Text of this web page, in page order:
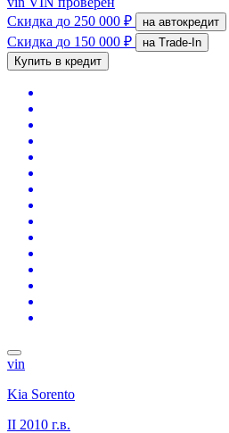
Скидка до 250 000 ₽ на автокредит
Скидка до 150 000 ₽
на Trade-In
Купить в кредит
vin
Kia Sorento
II 2010 г.в.